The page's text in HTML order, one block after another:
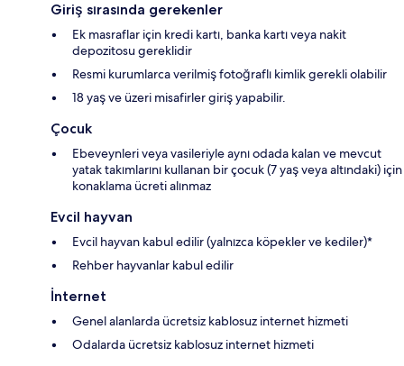
Giriş sırasında gerekenler
Ek masraflar için kredi kartı, banka kartı veya nakit
depozitosu gereklidir
Resmi kurumlarca verilmiş fotoğraflı kimlik gerekli olabilir
18 yaş ve üzeri misafirler giriş yapabilir.
Çocuk
Ebeveynleri veya vasileriyle aynı odada kalan ve mevcut
yatak takımlarını kullanan bir çocuk (7 yaş veya altındaki) için
konaklama ücreti alınmaz
Evcil hayvan
Evcil hayvan kabul edilir (yalnızca köpekler ve kediler)*
Rehber hayvanlar kabul edilir
İnternet
Genel alanlarda ücretsiz kablosuz internet hizmeti
Odalarda ücretsiz kablosuz internet hizmeti